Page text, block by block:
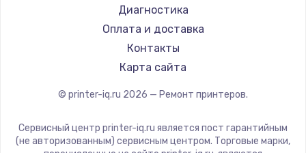
Fujitsu
Godex
Диагностика
Оплата и доставка
Контакты
Карта сайта
© printer-iq.ru 2026 — Ремонт принтеров.
Сервисный центр printer-iq.ru является пост гарантийным
(не авторизованным) сервисным центром. Торговые марки,